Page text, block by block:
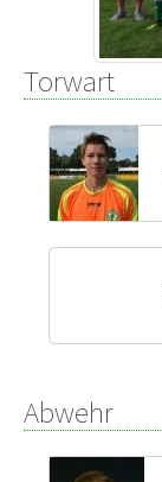
Torwart
Abwehr